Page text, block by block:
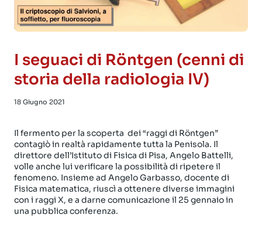
I seguaci di Röntgen (cenni di
storia della radiologia IV)
18 Giugno 2021
Il fermento per la scoperta dei “raggi di Röntgen”
contagiò in realtà rapidamente tutta la Penisola. Il
direttore dell’Istituto di Fisica di Pisa, Angelo Battelli,
volle anche lui verificare la possibilità di ripetere il
fenomeno. Insieme ad Angelo Garbasso, docente di
Fisica matematica, riuscì a ottenere diverse immagini
con i raggi X, e a darne comunicazione il 25 gennaio in
una pubblica conferenza.